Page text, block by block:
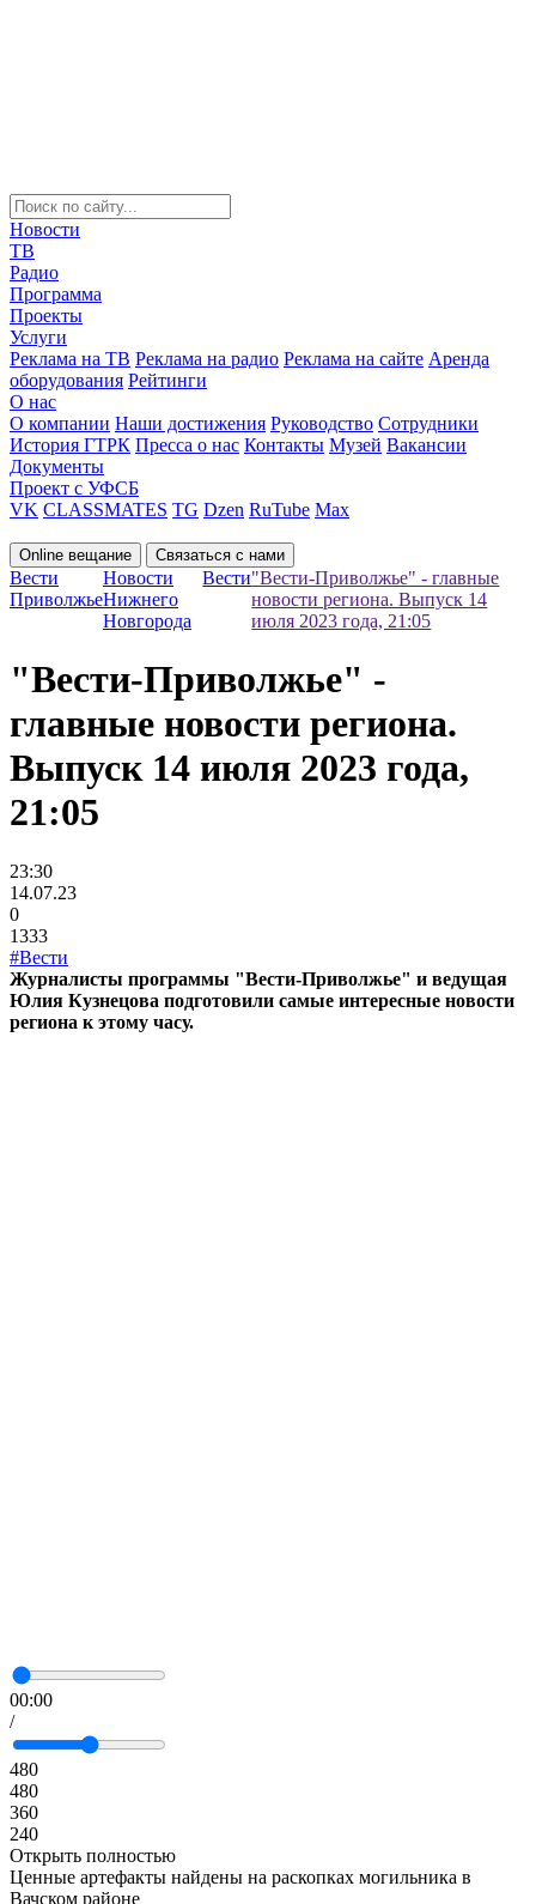
Новости
ТВ
Радио
Программа
Проекты
Услуги
Реклама на ТВ Реклама на радио Реклама на сайте Аренда
оборудования Рейтинги
О нас
О компании Наши достижения Руководство Сотрудники
История ГТРК Пресса о нас Контакты Музей Вакансии
Документы
Проект с УФСБ
VK CLASSMATES TG Dzen RuTube Max
Online вещание Связаться с нами
Вести
Приволжье
Новости
Нижнего
Новгорода
Вести"Вести-Приволжье" - главные
новости региона. Выпуск 14
июля 2023 года, 21:05
"Вести-Приволжье" -
главные новости региона.
Выпуск 14 июля 2023 года,
21:05
23:30
14.07.23
0
1333
#Вести
Журналисты программы "Вести-Приволжье" и ведущая
Юлия Кузнецова подготовили самые интересные новости
региона к этому часу.
00:00
/
480
480
360
240
Открыть полностью
Ценные артефакты найдены на раскопках могильника в
Вачском районе